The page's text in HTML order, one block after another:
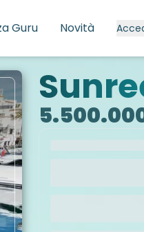
Guru Novità